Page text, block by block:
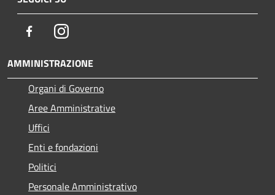
FacebookInstagram
AMMINISTRAZIONE
Organi di Governo
Aree Amministrative
Uffici
Enti e fondazioni
Politici
Personale Amministrativo